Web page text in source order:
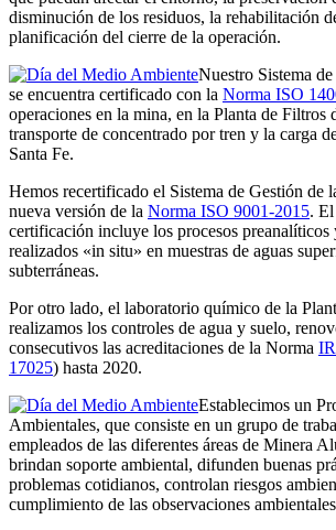
disminución de los residuos, la rehabilitación
planificación del cierre de la operación.
Nuestro Sistema
se encuentra certificado con la Norma ISO
operaciones en la mina, en la Planta de Filtros
transporte de concentrado por tren y la carga
Santa Fe.
Hemos recertificado el Sistema de Gestión de
nueva versión de la Norma ISO 9001-2015. El
certificación incluye los procesos preanalíticos
realizados «in situ» en muestras de aguas
subterráneas.
Por otro lado, el laboratorio químico de la
realizamos los controles de agua y suelo,
consecutivos las acreditaciones de la Norma
17025) hasta 2020.
Establecimos un
Ambientales, que consiste en un grupo de
empleados de las diferentes áreas de Minera
brindan soporte ambiental, difunden buenas
problemas cotidianos, controlan riesgos
cumplimiento de las observaciones